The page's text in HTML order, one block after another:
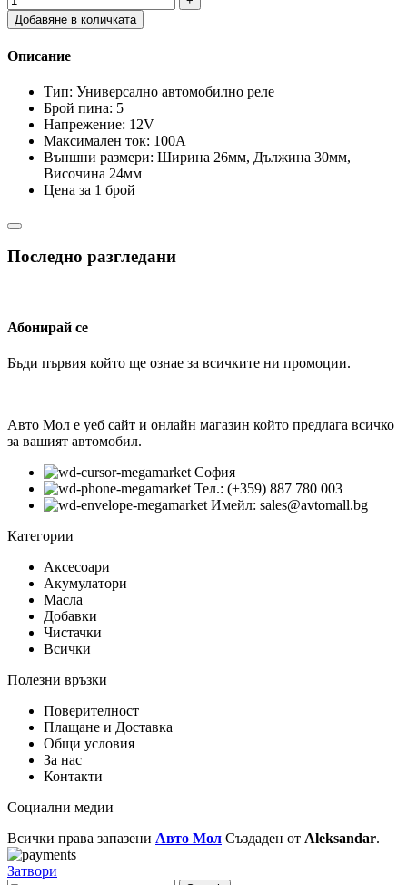
Добавяне в количката
Описание
Тип: Универсално автомобилно реле
Брой пина: 5
Напрежение: 12V
Максимален ток: 100A
Външни размери: Ширина 26мм, Дължина 30мм,
Височина 24мм
Цена за 1 брой
Последно разгледани
Абонирай се
Бъди първия който ще ознае за всичките ни промоции.
Авто Мол е уеб сайт и онлайн магазин който предлага всичко
за вашият автомобил.
София
Тел.: (+359) 887 780 003
Имейл: sales@avtomall.bg
Категории
Аксесоари
Акумулатори
Масла
Добавки
Чистачки
Всички
Полезни връзки
Поверителност
Плащане и Доставка
Общи условия
За нас
Контакти
Социални медии
Всички права запазени Авто Мол Създаден от Aleksandar.
Затвори